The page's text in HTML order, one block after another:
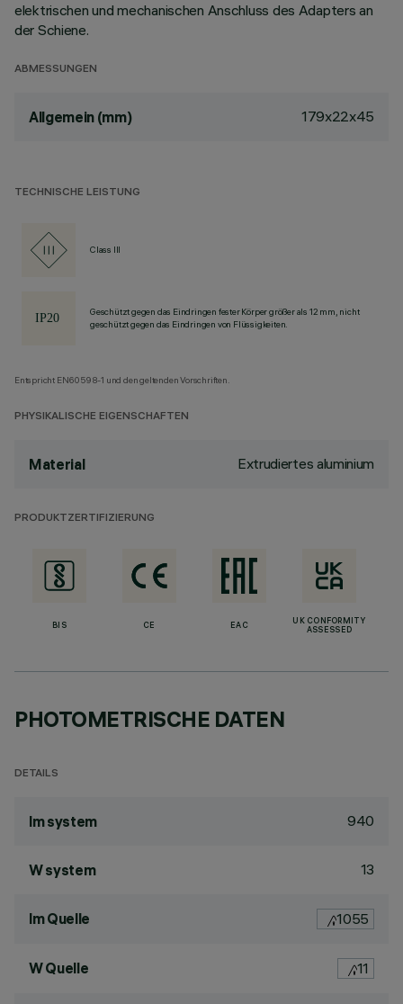
elektrischen und mechanischen Anschluss des Adapters an
der Schiene.
ABMESSUNGEN
Allgemein (mm) 179x22x45
TECHNISCHE LEISTUNG
Class III
Geschützt gegen das Eindringen fester Körper größer als 12 mm, nicht
geschützt gegen das Eindringen von Flüssigkeiten.
Entspricht EN60598-1 und den geltenden Vorschriften.
PHYSIKALISCHE EIGENSCHAFTEN
Material Extrudiertes aluminium
PRODUKTZERTIFIZIERUNG
BIS CE EAC
UK CONFORMITY
ASSESSED
PHOTOMETRISCHE DATEN
DETAILS
lm system 940
W system 13
lm Quelle 1055
W Quelle 11